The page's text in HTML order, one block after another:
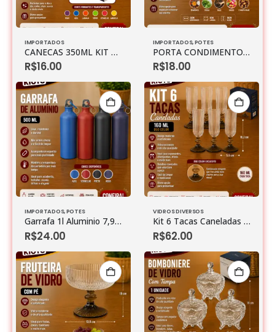
IMPORTADOS
CANECAS 350ML KIT 2PCS VIDRO 12CM X 9CM X 10CM (kit com 2)
R$16.00
IMPORTADOS,POTES
PORTA CONDIMENTOS VIDRO180ML KIT 4PCS
R$18.00
IMPORTADOS,POTES
Garrafa 1l Aluminio 7,9cm X 7,9cm X 28cm
R$24.00
VIDROS DIVERSOS
Kit 6 Tacas Caneladas 160 Ml Duo Color Vidro 5,5 Cm X 5,5 Cm X 18,2 Cm
R$62.00